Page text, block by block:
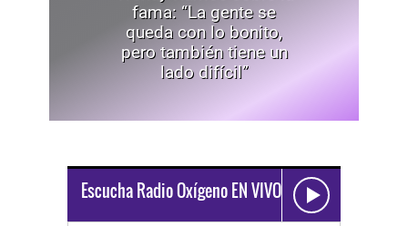
fama: “La gente se
queda con lo bonito,
pero también tiene un
lado difícil”
Escucha Radio Oxígeno EN VIVO